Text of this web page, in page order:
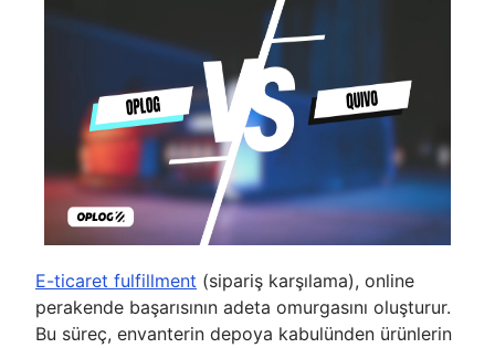
E-ticaret fulfillment (sipariş karşılama), online
perakende başarısının adeta omurgasını oluşturur.
Bu süreç, envanterin depoya kabulünden ürünlerin